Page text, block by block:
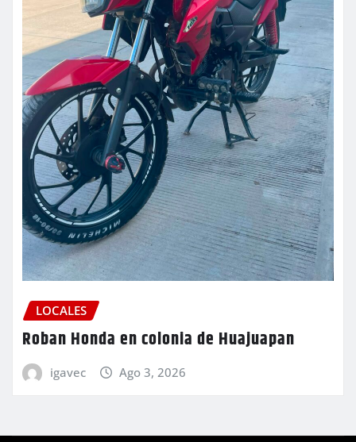
LOCALES
Roban Honda en colonia de Huajuapan
igavec Ago 3, 2026